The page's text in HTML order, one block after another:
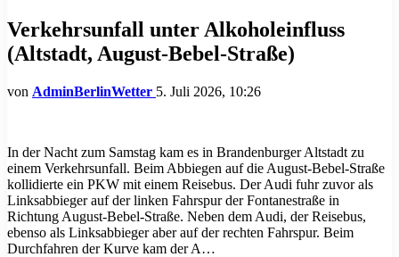
Verkehrsunfall unter Alkoholeinfluss
(Altstadt, August-Bebel-Straße)
von AdminBerlinWetter 5. Juli 2026, 10:26
In der Nacht zum Samstag kam es in Brandenburger Altstadt zu
einem Verkehrsunfall. Beim Abbiegen auf die August-Bebel-Straße
kollidierte ein PKW mit einem Reisebus. Der Audi fuhr zuvor als
Linksabbieger auf der linken Fahrspur der Fontanestraße in
Richtung August-Bebel-Straße. Neben dem Audi, der Reisebus,
ebenso als Linksabbieger aber auf der rechten Fahrspur. Beim
Durchfahren der Kurve kam der A…